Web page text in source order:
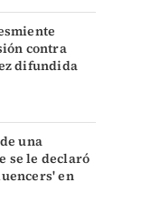
contra
difundida
una
se le declaró
en